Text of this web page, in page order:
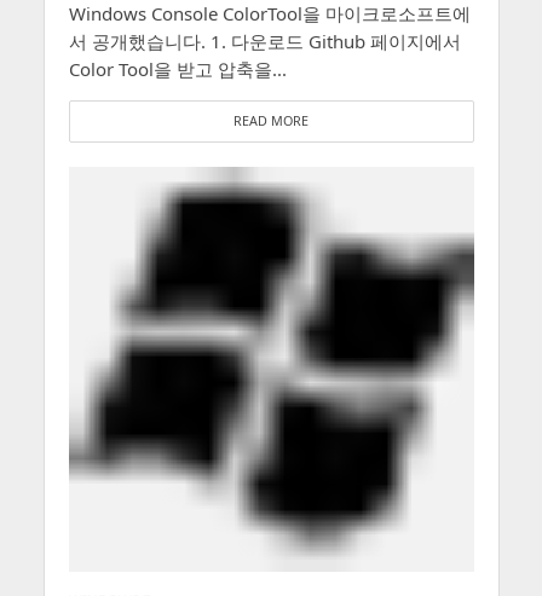
Windows Console ColorTool을 마이크로소프트에
서 공개했습니다. 1. 다운로드 Github 페이지에서
Color Tool을 받고 압축을...
READ MORE